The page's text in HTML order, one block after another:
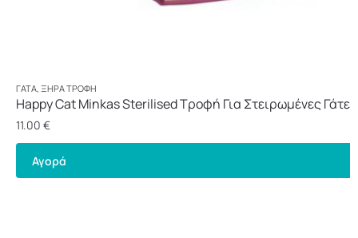
ΓΆΤΑ, ΞΗΡΆ ΤΡΟΦΉ
Happy Cat Minkas Sterilised Τροφή Για Στειρωμένες Γάτες
11.00 €
Αγορά